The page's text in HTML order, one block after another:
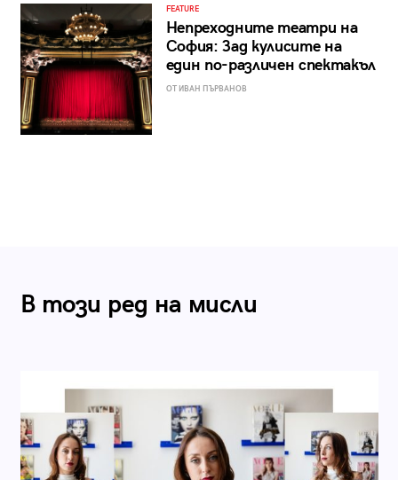
FEATURE
Непреходните театри на
София: Зад кулисите на
един по-различен спектакъл
ОТ ИВАН ПЪРВАНОВ
В този ред на мисли